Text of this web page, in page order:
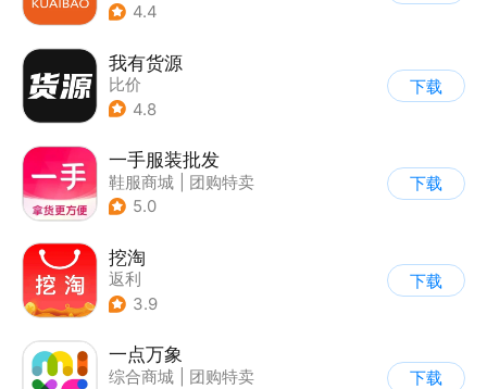
4.4
我有货源
比价
4.8
下载
一手服装批发
鞋服商城
团购特卖
5.0
下载
挖淘
返利
3.9
下载
一点万象
综合商城
团购特卖
下载